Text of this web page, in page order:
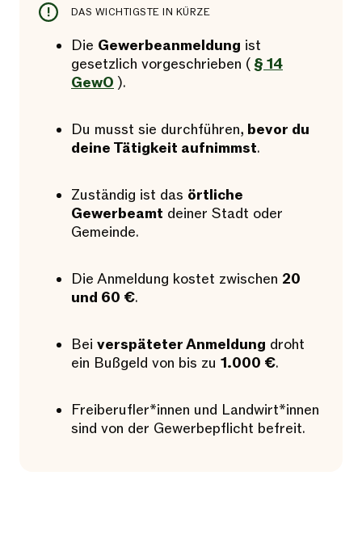
DAS WICHTIGSTE IN KÜRZE
Die Gewerbeanmeldung ist
gesetzlich vorgeschrieben (§ 14
GewO ).
Du musst sie durchführen, bevor du
deine Tätigkeit aufnimmst.
Zuständig ist das örtliche
Gewerbeamt deiner Stadt oder
Gemeinde.
Die Anmeldung kostet zwischen 20
und 60 €.
Bei verspäteter Anmeldung droht
ein Bußgeld von bis zu 1.000 €.
Freiberufler*innen und Landwirt*innen
sind von der Gewerbepflicht befreit.